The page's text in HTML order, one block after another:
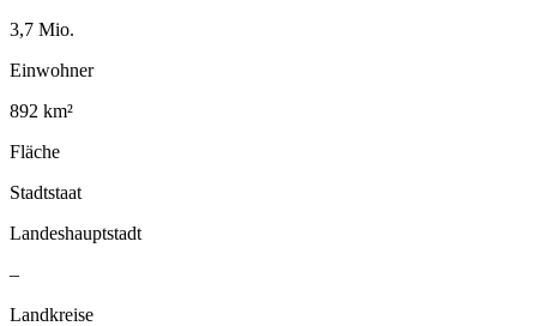
3,7 Mio.
Einwohner
892 km²
Fläche
Stadtstaat
Landeshauptstadt
–
Landkreise